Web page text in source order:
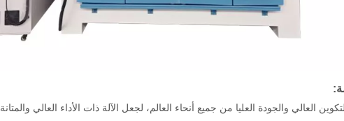
العالي والجودة العليا من جميع أنحاء العالم، لجعل الآلة ذات الأداء العالي والمتانة.